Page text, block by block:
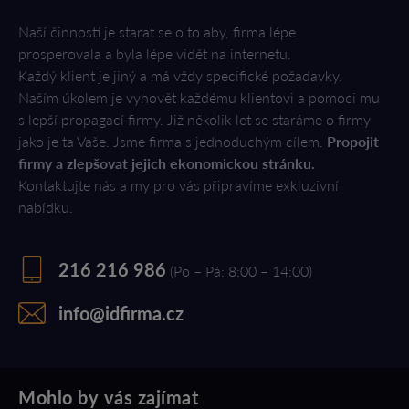
Naší činností je starat se o to aby, firma lépe
prosperovala a byla lépe vidět na internetu.
Každý klient je jiný a má vždy specifické požadavky.
Naším úkolem je vyhovět každému klientovi a pomoci mu
s lepší propagací firmy. Již několik let se staráme o firmy
jako je ta Vaše. Jsme firma s jednoduchým cílem. Propojit
firmy a zlepšovat jejich ekonomickou stránku.
Kontaktujte nás a my pro vás připravíme exkluzivní
nabídku.
216 216 986 (Po – Pá: 8:00 – 14:00)
info@idfirma.cz
Mohlo by vás zajímat